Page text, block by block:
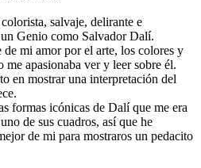
salvaje, delirante e
Genio como Salvador Dalí.
mi amor por el arte, los colores y
me apasionaba ver y leer sobre él.
en mostrar una interpretación del
formas icónicas de Dalí que me era
de sus cuadros, así que he
de mi para mostraros un pedacito